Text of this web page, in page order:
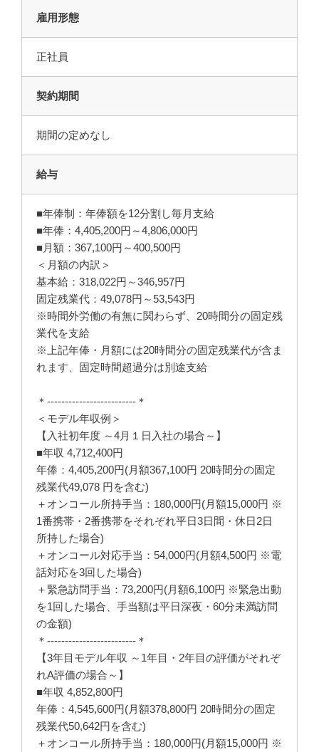
雇用形態
正社員
契約期間
期間の定めなし
給与
■年俸制：年俸額を12分割し毎月支給
■年俸：4,405,200円～4,806,000円
■月額：367,100円～400,500円
＜月額の内訳＞
基本給：318,022円～346,957円
固定残業代：49,078円～53,543円
※時間外労働の有無に関わらず、20時間分の固定残
業代を支給
※上記年俸・月額には20時間分の固定残業代が含ま
れます、固定時間超過分は別途支給
＊-------------------------＊
＜モデル年収例＞
【入社初年度 ～4月１日入社の場合～】
■年収 4,712,400円
年俸：4,405,200円(月額367,100円 20時間分の固定
残業代49,078 円を含む)
＋オンコール所持手当：180,000円(月額15,000円 ※
1番携帯・2番携帯をそれぞれ平日3日間・休日2日
所持した場合)
＋オンコール対応手当：54,000円(月額4,500円 ※電
話対応を3回した場合)
＋緊急訪問手当：73,200円(月額6,100円 ※緊急出動
を1回した場合、手当額は平日深夜・60分未満訪問
の金額)
＊-------------------------＊
【3年目モデル年収 ～1年目・2年目の評価がそれぞ
れA評価の場合～】
■年収 4,852,800円
年俸：4,545,600円(月額378,800円 20時間分の固定
残業代50,642円を含む)
＋オンコール所持手当：180,000円(月額15,000円 ※